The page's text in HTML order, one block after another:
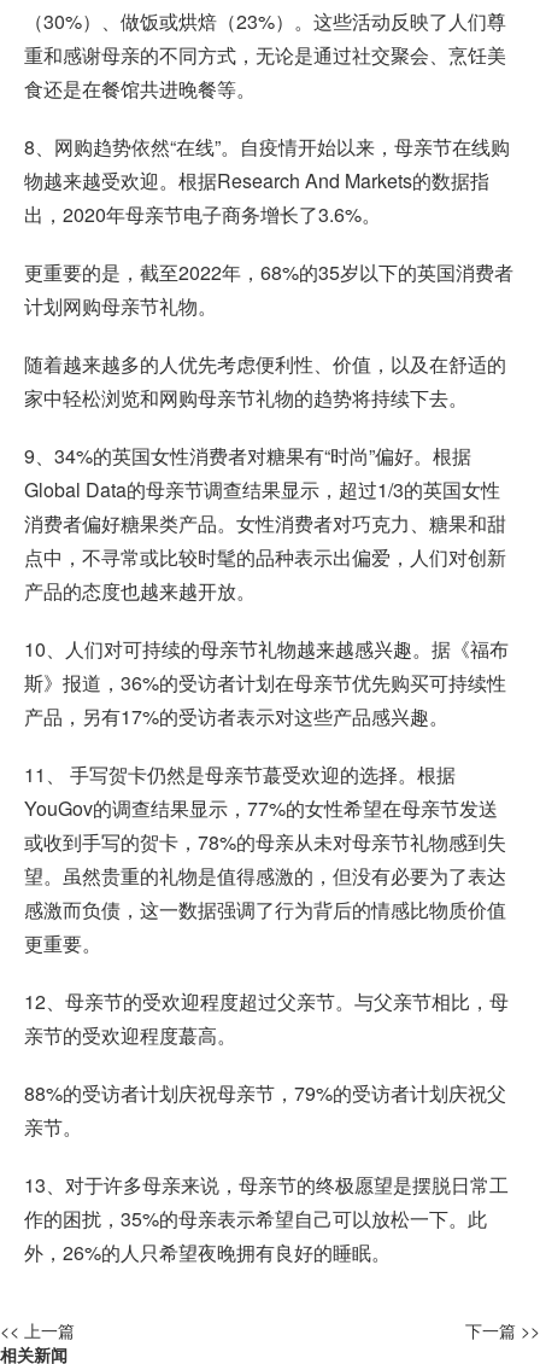
（30%）、做饭或烘焙（23%）。这些活动反映了人们尊
重和感谢母亲的不同方式，无论是通过社交聚会、烹饪美
食还是在餐馆共进晚餐等。
8、网购趋势依然“在线”。自疫情开始以来，母亲节在线购
物越来越受欢迎。根据Research And Markets的数据指
出，2020年母亲节电子商务增长了3.6%。
更重要的是，截至2022年，68%的35岁以下的英国消费者
计划网购母亲节礼物。
随着越来越多的人优先考虑便利性、价值，以及在舒适的
家中轻松浏览和网购母亲节礼物的趋势将持续下去。
9、34%的英国女性消费者对糖果有“时尚”偏好。根据
Global Data的母亲节调查结果显示，超过1/3的英国女性
消费者偏好糖果类产品。女性消费者对巧克力、糖果和甜
点中，不寻常或比较时髦的品种表示出偏爱，人们对创新
产品的态度也越来越开放。
10、人们对可持续的母亲节礼物越来越感兴趣。据《福布
斯》报道，36%的受访者计划在母亲节优先购买可持续性
产品，另有17%的受访者表示对这些产品感兴趣。
11、 手写贺卡仍然是母亲节蕞受欢迎的选择。根据
YouGov的调查结果显示，77%的女性希望在母亲节发送
或收到手写的贺卡，78%的母亲从未对母亲节礼物感到失
望。虽然贵重的礼物是值得感激的，但没有必要为了表达
感激而负债，这一数据强调了行为背后的情感比物质价值
更重要。
12、母亲节的受欢迎程度超过父亲节。与父亲节相比，母
亲节的受欢迎程度蕞高。
88%的受访者计划庆祝母亲节，79%的受访者计划庆祝父
亲节。
13、对于许多母亲来说，母亲节的终极愿望是摆脱日常工
作的困扰，35%的母亲表示希望自己可以放松一下。此
外，26%的人只希望夜晚拥有良好的睡眠。
<< 上一篇
下一篇 >>
相关新闻